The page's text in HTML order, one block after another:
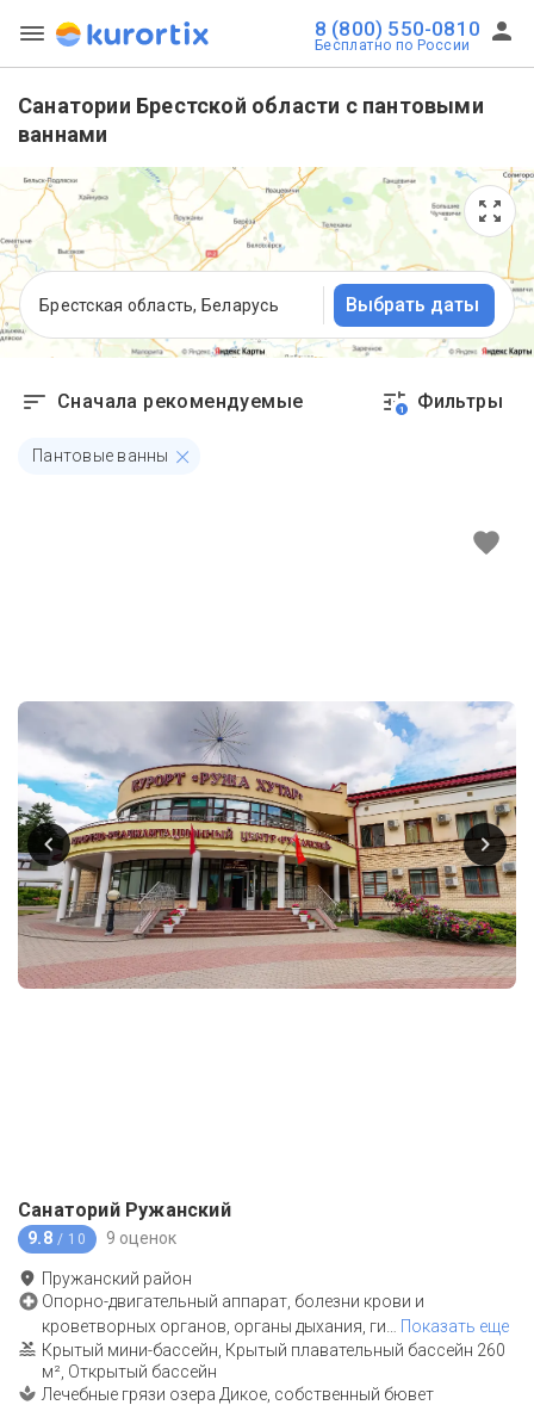
8 (800) 550-0810
Бесплатно по России
Санатории Брестской области с пантовыми
ваннами
Брестская область, Беларусь Выбрать даты
Сначала рекомендуемые 1 Фильтры
Пантовые ванны
Санаторий Ружанский
9.8 / 10 9 оценок
Пружанский район
Опорно-двигательный аппарат, болезни крови и
кроветворных органов, органы дыхания, ги
Показать еще
Крытый мини-бассейн, Крытый плавательный бассейн 260
м², Открытый бассейн
Лечебные грязи озера Дикое, собственный бювет